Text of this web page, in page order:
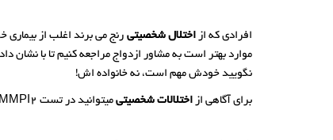
افرادی که ازاختلال شخصیتی رنج می برند اغلب از
موارد بهتر است به مشاور ازدواج مراجعه کنیم تا با
نگویید خودش مهم است، نه خانواده اش!
برای آگاهی از اختلالات شخصیتی میتوانید در تست MMPI2 (فرم بلند 567 سوالی تست MMPI) شرکت کنید که بصورت خیلی دقیق اختلالات را نمایش میدهد.